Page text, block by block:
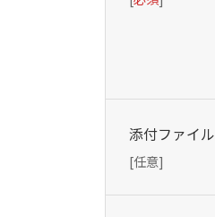
添付ファイル
[任意]